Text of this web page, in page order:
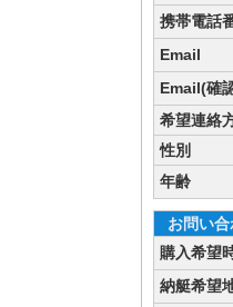
携帯電話
Email
Email(確
希望連絡
性別
年齢
お問い
購入希望
納艇希望